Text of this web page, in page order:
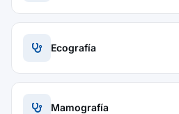
Ecografía
Mamografía